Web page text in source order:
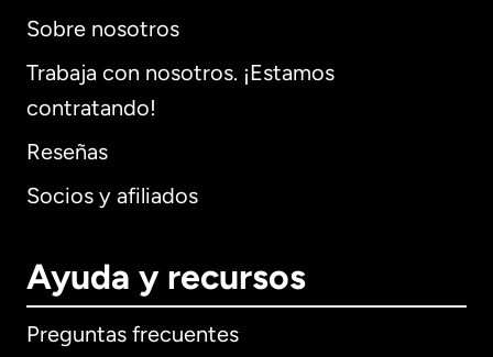
Sobre nosotros
Trabaja con nosotros. ¡Estamos
contratando!
Reseñas
Socios y afiliados
Ayuda y recursos
Preguntas frecuentes